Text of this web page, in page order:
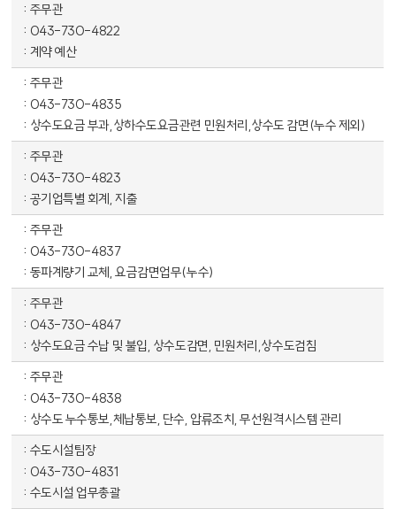
주무관
043-730-4822
계약 예산
주무관
043-730-4835
상수도요금 부과,상하수도요금관련 민원처리,상수도 감면(누수 제외)
주무관
043-730-4823
공기업특별 회계, 지출
주무관
043-730-4837
동파계량기 교체, 요금감면업무(누수)
주무관
043-730-4847
상수도요금 수납 및 불입, 상수도감면, 민원처리,상수도검침
주무관
043-730-4838
상수도 누수통보,체납통보, 단수, 압류조치, 무선원격시스템 관리
수도시설팀장
043-730-4831
수도시설 업무총괄